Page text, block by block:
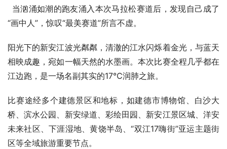
当汹涌如潮的跑友涌入本次马拉松赛道后，发现自己成了
“画中人”，惊叹“最美赛道”所言不虚。
阳光下的新安江波光粼粼，清澈的江水闪烁着金光，与蓝天
相映成趣，宛如一幅天然的水墨画。本次比赛全程几乎都在
江边跑，是一场名副其实的17℃润肺之旅。
比赛途经多个建德景区和地标，如建德市博物馆、白沙大
桥、滨水公园、新安绿道、彩绘田园、新安江景区城、洋安
未来社区、下涯湿地、黄饶半岛、“双江17嗨街”亚运主题街
区等全域旅游重要节点。